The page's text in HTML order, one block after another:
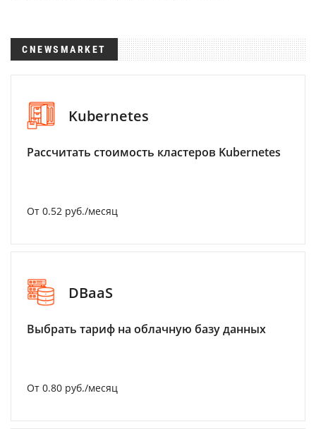
CNEWSMARKET
Kubernetes
Рассчитать стоимость кластеров Kubernetes
От 0.52 руб./месяц
DBaaS
Выбрать тариф на облачную базу данных
От 0.80 руб./месяц